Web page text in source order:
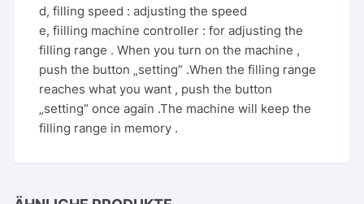
d, filling speed : adjusting the speed
e, fiilling machine controller : for adjusting the
filling range . When you turn on the machine ,
push the button „setting“ .When the filling range
reaches what you want , push the button
„setting“ once again .The machine will keep the
filling range in memory .